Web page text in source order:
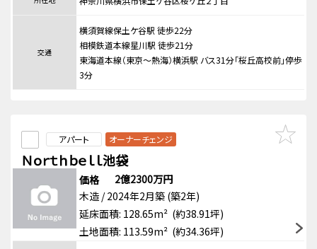
交通
横須賀線保土ケ谷駅 徒歩22分
相模鉄道本線星川駅 徒歩21分
東海道本線（東京～熱海）横浜駅 バス31分「桜丘高校前」停歩
3分
アパート オーナーチェンジ
Ｎｏｒｔｈｂｅｌｌ池袋
価格
2億2300万円
木造 / 2024年2月築 (築2年)
延床面積: 128.65m² (約38.91坪)
土地面積: 113.59m² (約34.36坪)